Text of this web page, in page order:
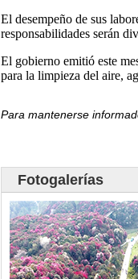
El desempeño de sus
responsabilidades serán
El gobierno emitió este
para la limpieza del aire,
Para mantenerse
Fotogalerías